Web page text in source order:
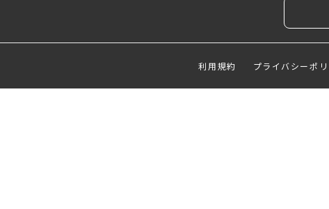
プライバシーポ
利用規約